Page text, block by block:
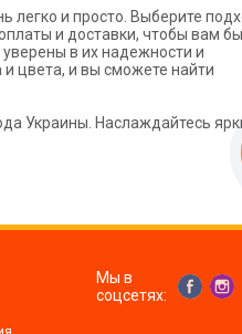
легко и просто. Выберите
и доставки, чтобы вам
в их надежности и
цвета, и вы сможете найти
Украины. Наслаждайтесь
Мы в
соцсетях: